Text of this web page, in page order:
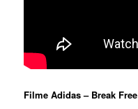
Filme Adidas – Break Free